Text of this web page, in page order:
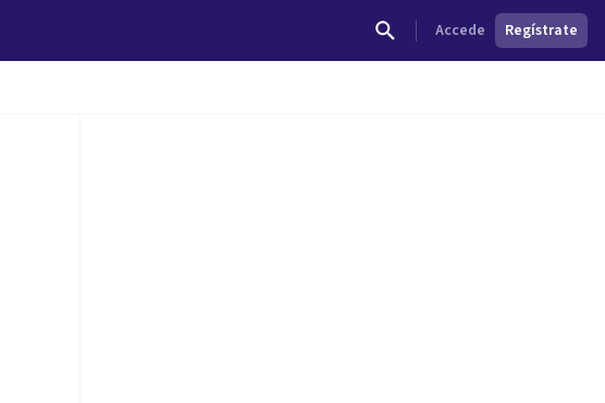
Accede Regístrate